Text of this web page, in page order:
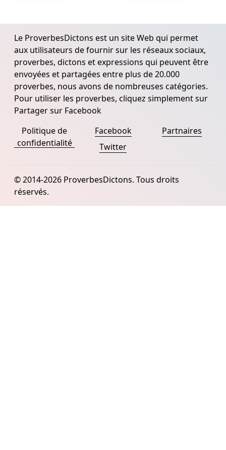
Le ProverbesDictons est un site Web qui permet
aux utilisateurs de fournir sur les réseaux sociaux,
proverbes, dictons et expressions qui peuvent être
envoyées et partagées entre plus de 20.000
proverbes, nous avons de nombreuses catégories.
Pour utiliser les proverbes, cliquez simplement sur
Partager sur Facebook
Politique de
confidentialité
Facebook
Twitter
Partnaires
© 2014-2026 ProverbesDictons. Tous droits
réservés.